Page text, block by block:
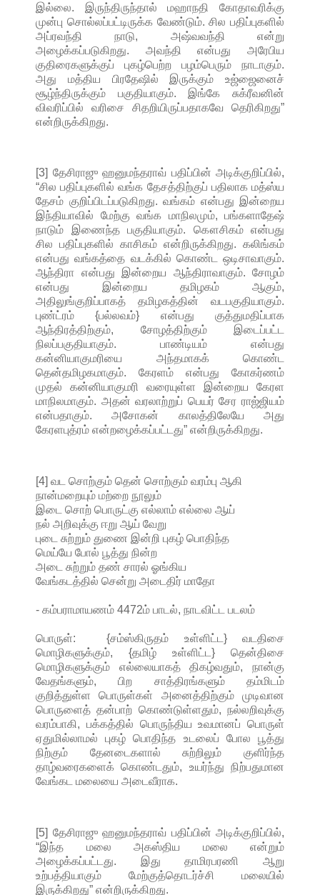
இல்லை. இருந்திருந்தால் மஹாநதி கோதாவரிக்கு
முன்பு சொல்லப்பட்டிருக்க வேண்டும். சில பதிப்புகளில்
அப்ரவந்தி நாடு, அஷ்வவந்தி என்று
அழைக்கப்படுகிறது. அவந்தி என்பது அரேபிய
குதிரைகளுக்குப் புகழ்பெற்ற பழம்பெரும் நாடாகும்.
அது மத்திய பிரதேஷில் இருக்கும் உஜ்ஜைனைச்
சூழ்ந்திருக்கும் பகுதியாகும். இங்கே சுக்ரீவனின்
விவரிப்பில் வரிசை சிதறியிருப்பதாகவே தெரிகிறது”
என்றிருக்கிறது.
[3] தேசிராஜு ஹனுமந்தராவ் பதிப்பின் அடிக்குறிப்பில்,
“சில பதிப்புகளில் வங்க தேசத்திற்குப் பதிலாக மத்ஸ்ய
தேசம் குறிப்பிடப்படுகிறது. வங்கம் என்பது இன்றைய
இந்தியாவில் மேற்கு வங்க மாநிலமும், பங்களாதேஷ்
நாடும் இணைந்த பகுதியாகும். கௌசிகம் என்பது
சில பதிப்புகளில் காசிகம் என்றிருக்கிறது. கலிங்கம்
என்பது வங்கத்தை வடக்கில் கொண்ட ஒடிசாவாகும்.
ஆந்திரா என்பது இன்றைய ஆந்திராவாகும். சோழம்
என்பது இன்றைய தமிழகம் ஆகும்,
அதிலுங்குறிப்பாகத் தமிழகத்தின் வடபகுதியாகும்.
புண்ட்ரம் {பல்லவம்} என்பது குத்துமதிப்பாக
ஆந்திரத்திற்கும், சோழத்திற்கும் இடைப்பட்ட
நிலப்பகுதியாகும். பாண்டியம் என்பது
கன்னியாகுமரியை அந்தமாகக் கொண்ட
தென்தமிழகமாகும். கேரளம் என்பது கோகர்ணம்
முதல் கன்னியாகுமரி வரையுள்ள இன்றைய கேரள
மாநிலமாகும். அதன் வரலாற்றுப் பெயர் சேர ராஜ்ஜியம்
என்பதாகும். அசோகன் காலத்திலேயே அது
கேரளபுத்ரம் என்றழைக்கப்பட்டது” என்றிருக்கிறது.
[4] வட சொற்கும் தென் சொற்கும் வரம்பு ஆகி
நான்மறையும் மற்றை நூலும்
இடை சொற் பொருட்கு எல்லாம் எல்லை ஆய்
நல் அறிவுக்கு ஈறு ஆய் வேறு
புடை சுற்றும் துணை இன்றி புகழ் பொதிந்த
மெய்யே போல் பூத்து நின்ற
அடை சுற்றும் தண் சாரல் ஓங்கிய
வேங்கடத்தில் சென்று அடைதிர் மாதோ
- கம்பராமாயணம் 4472ம் பாடல், நாடவிட்ட படலம்
பொருள்: {சம்ஸ்கிருதம் உள்ளிட்ட} வடதிசை
மொழிகளுக்கும், {தமிழ் உள்ளிட்ட} தென்திசை
மொழிகளுக்கும் எல்லையாகத் திகழ்வதும், நான்கு
வேதங்களும், பிற சாத்திரங்களும் தம்மிடம்
குறித்துள்ள பொருள்கள் அனைத்திற்கும் முடிவான
பொருளைத் தன்பாற் கொண்டுள்ளதும், நல்லறிவுக்கு
வரம்பாகி, பக்கத்தில் பொருந்திய உவமானப் பொருள்
ஏதுமில்லாமல் புகழ் பொதிந்த உடலைப் போல பூத்து
நிற்கும் தேனடைகளால் சுற்றிலும் குளிர்ந்த
தாழ்வரைகளைக் கொண்டதும், உயர்ந்து நிற்பதுமான
வேங்கட மலையை அடைவீராக.
[5] தேசிராஜு ஹனுமந்தராவ் பதிப்பின் அடிக்குறிப்பில்,
“இந்த மலை அகஸ்திய மலை என்றும்
அழைக்கப்பட்டது. இது தாமிரபரணி ஆறு
உற்பத்தியாகும் மேற்குத்தொடர்ச்சி மலையில்
இருக்கிறது” என்றிருக்கிறது.